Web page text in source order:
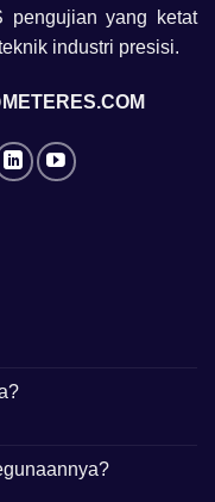
pengujian yang ketat
industri presisi.